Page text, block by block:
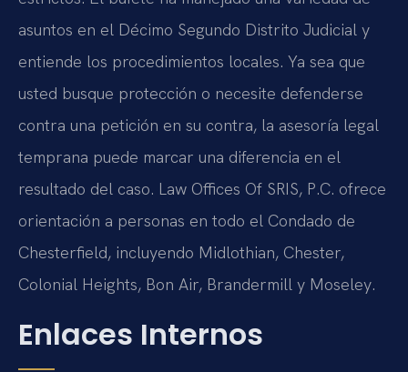
asuntos en el Décimo Segundo Distrito Judicial y
entiende los procedimientos locales. Ya sea que
usted busque protección o necesite defenderse
contra una petición en su contra, la asesoría legal
temprana puede marcar una diferencia en el
resultado del caso. Law Offices Of SRIS, P.C. ofrece
orientación a personas en todo el Condado de
Chesterfield, incluyendo Midlothian, Chester,
Colonial Heights, Bon Air, Brandermill y Moseley.
Enlaces Internos